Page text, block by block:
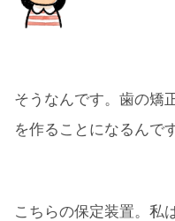
そうなんです。歯の矯
を作ることになるんです
こちらの保定装置。私